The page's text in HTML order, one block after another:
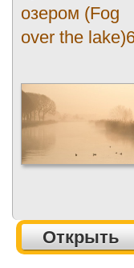
озером (Fog
over the
Открыть